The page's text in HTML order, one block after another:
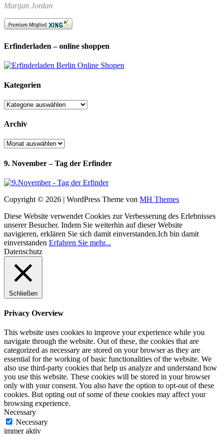
Marijan Jordan
Erfinderladen – online shoppen
Kategorien
Kategorien
Archiv
Archiv
9. November – Tag der Erfinder
Copyright © 2026 | WordPress Theme von MH Themes
Diese Website verwendet Cookies zur Verbesserung des Erlebnisses
unserer Besucher. Indem Sie weiterhin auf dieser Website
navigieren, erklären Sie sich damit einverstanden.Ich bin damit
einverstanden Erfahren Sie mehr...
Datenschutz
Schließen
Privacy Overview
This website uses cookies to improve your experience while you
navigate through the website. Out of these, the cookies that are
categorized as necessary are stored on your browser as they are
essential for the working of basic functionalities of the website. We
also use third-party cookies that help us analyze and understand how
you use this website. These cookies will be stored in your browser
only with your consent. You also have the option to opt-out of these
cookies. But opting out of some of these cookies may affect your
browsing experience.
Necessary
Necessary
immer aktiv